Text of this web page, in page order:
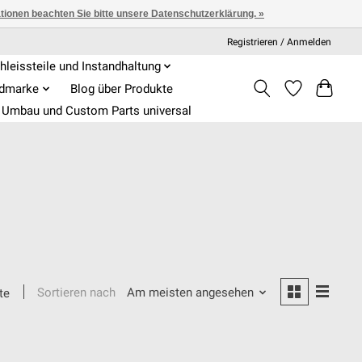
Registrieren / Anmelden
und Instandhaltung
Blog über Produkte
Umbau und Custom Parts universal
Sortieren nach Am meisten angesehen
beachten Sie bitte unsere Datenschutzerklärung. »